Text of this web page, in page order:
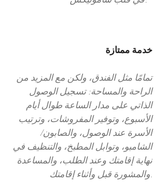
خدمة ممتازة
تمامًا مثل الفندق، ولكن مع المزيد من
الراحة والمساحة: تسجيل الوصول
الذاتي على مدار الساعة طوال أيام
الأسبوع، وتوفير المفروشات، وترتيب
الأسرة عند الوصول، والصابون/
الشامبو، وتوابل المطبخ، والتنظيف في
نهاية إقامتك وعند الطلب، والمساعدة
والمشورة قبل وأثناء إقامتك.